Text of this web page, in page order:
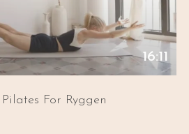
16:11
For Ryggen